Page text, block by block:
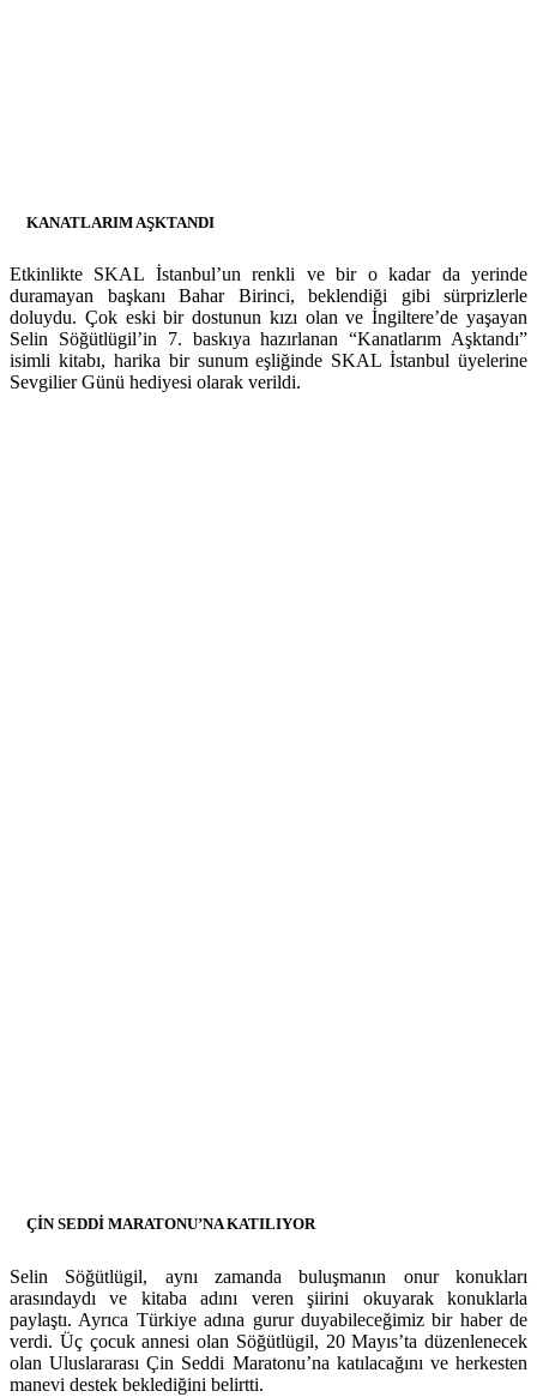
KANATLARIM AŞKTANDI
Etkinlikte SKAL İstanbul’un renkli ve bir o kadar da yerinde
duramayan başkanı Bahar Birinci, beklendiği gibi sürprizlerle
doluydu. Çok eski bir dostunun kızı olan ve İngiltere’de yaşayan
Selin Söğütlügil’in 7. baskıya hazırlanan “Kanatlarım Aşktandı”
isimli kitabı, harika bir sunum eşliğinde SKAL İstanbul üyelerine
Sevgilier Günü hediyesi olarak verildi.
ÇİN SEDDİ MARATONU’NA KATILIYOR
Selin Söğütlügil, aynı zamanda buluşmanın onur konukları
arasındaydı ve kitaba adını veren şiirini okuyarak konuklarla
paylaştı. Ayrıca Türkiye adına gurur duyabileceğimiz bir haber de
verdi. Üç çocuk annesi olan Söğütlügil, 20 Mayıs’ta düzenlenecek
olan Uluslararası Çin Seddi Maratonu’na katılacağını ve herkesten
manevi destek beklediğini belirtti.